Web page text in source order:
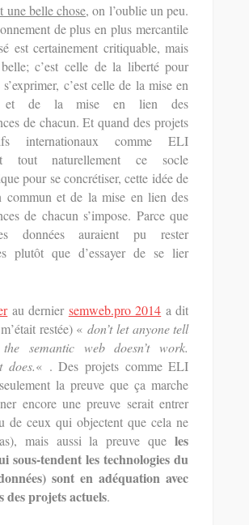
une belle chose, on l’oublie un peu.
de plus en plus mercantile
est certainement critiquable, mais
c’est celle de la liberté pour
c’est celle de la mise en
et de la mise en lien des
de chacun. Et quand des projets
internationaux comme ELI
tout naturellement ce socle
pour se concrétiser, cette idée de
commun et de la mise en lien des
de chacun s’impose. Parce que
données auraient pu rester
plutôt que d’essayer de se lier
au dernier semweb.pro 2014 a dit
restée) «don’t let anyone tell
semantic web doesn’t work.
does.« . Des projets comme ELI
la preuve que ça marche
encore une preuve serait entrer
de ceux qui objectent que cela ne
mais aussi la preuve queles
sous-tendent les technologies du
sont en adéquation avec
des projets actuels.